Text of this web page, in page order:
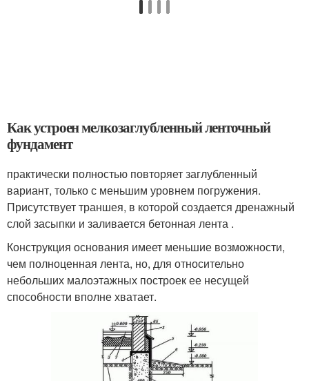
Как устроен мелкозаглубленный ленточный
фундамент
практически полностью повторяет заглубленный
вариант, только с меньшим уровнем погружения.
Присутствует траншея, в которой создается дренажный
слой засыпки и заливается бетонная лента .
Конструкция основания имеет меньшие возможности,
чем полноценная лента, но, для относительно
небольших малоэтажных построек ее несущей
способности вполне хватает.